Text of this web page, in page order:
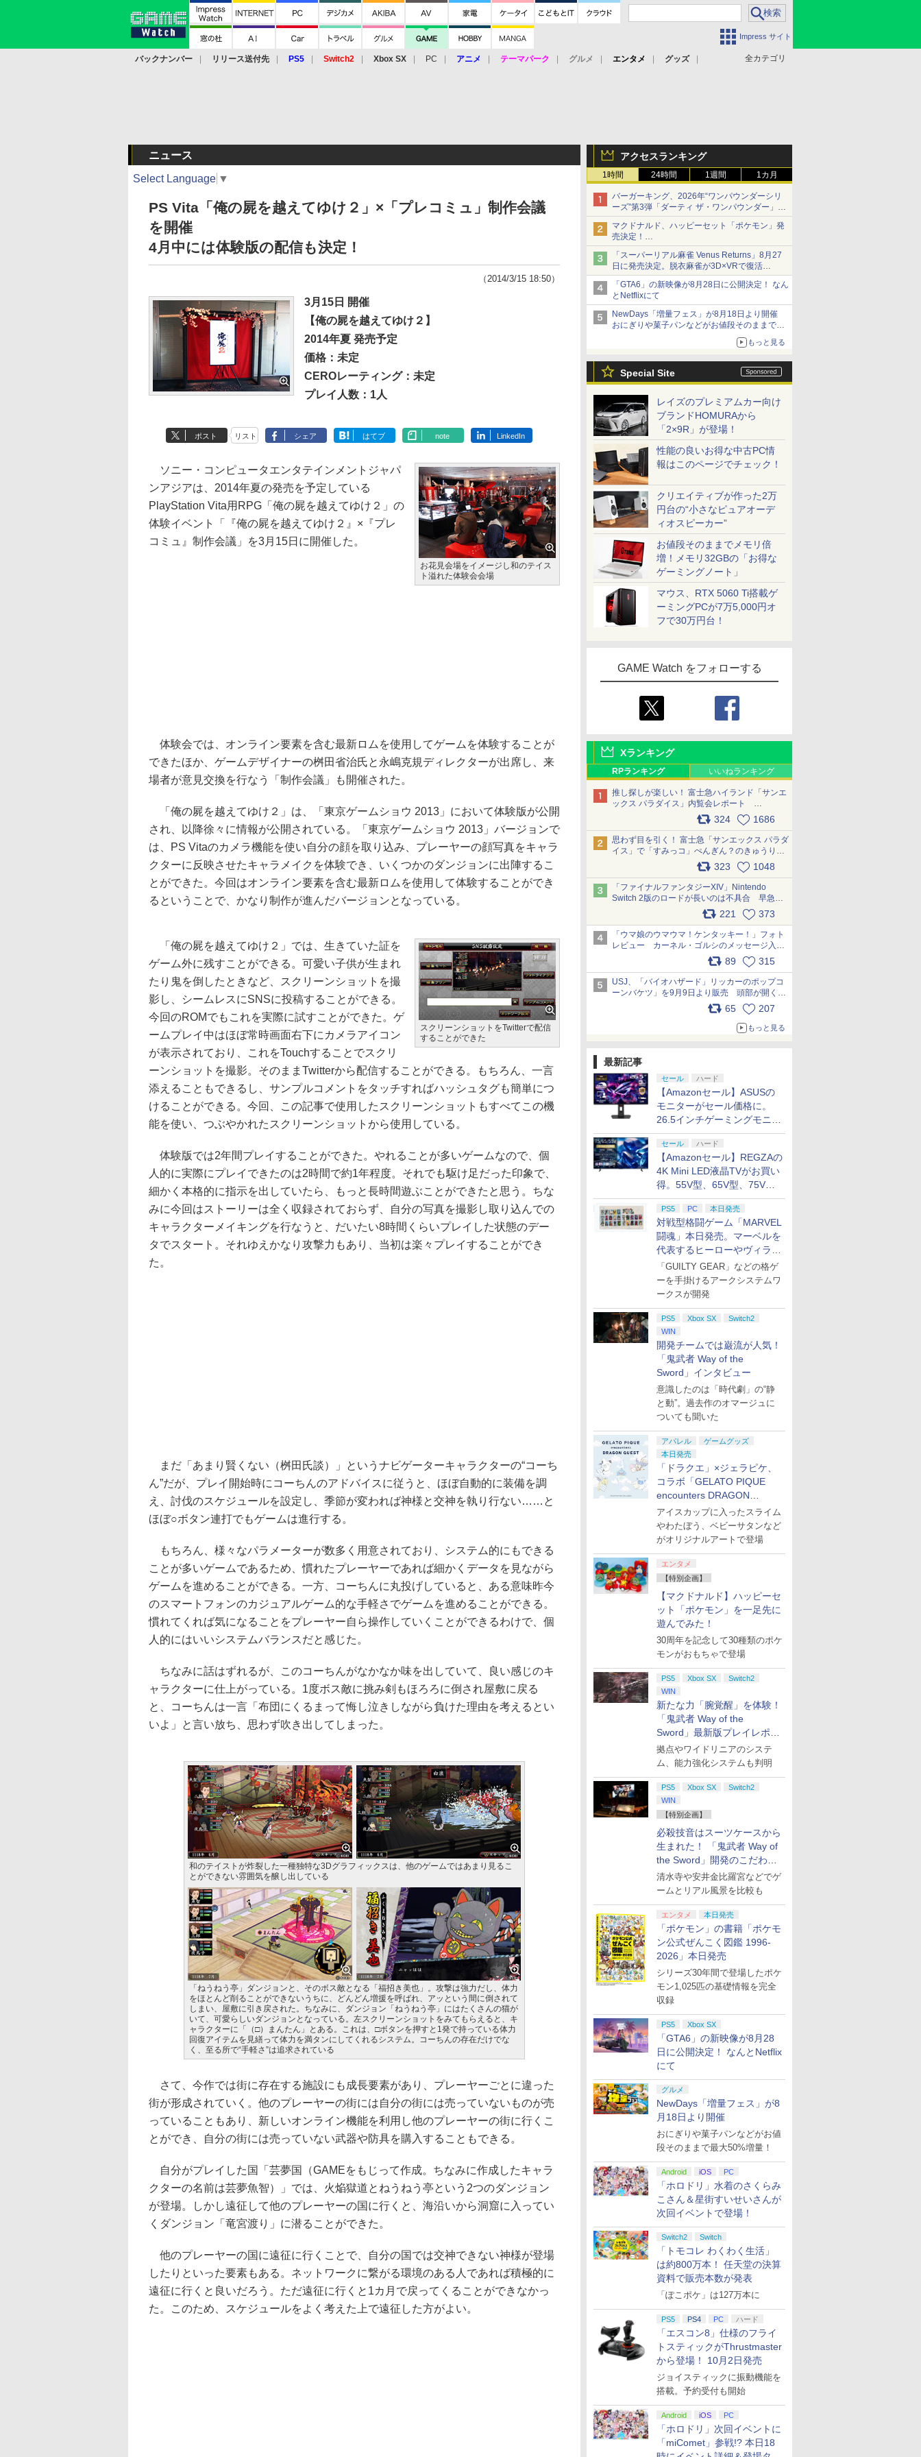
Impress サイト
全カテゴリ
バックナンバー リリース送付先 PS5 Switch2 Xbox SX PC アニメ テーマパーク グルメ エンタメ
グッズ
アクセスランキング
1時間 24時間 1週間 1カ月
バーガーキング、2026年“ワンパウンダーシリ
ーズ”第3弾「ダーティ ザ・ワンパウンダー」を
8月7日発売
「特製ガーリックマヨソース」を使用した超大
型チーズバーガー
マクドナルド、ハッピーセット「ポケモン」発
売決定！
ポケモン30周年記念で30匹が大集合
「スーパーリアル麻雀 Venus Returns」8月27
日に発売決定。脱衣麻雀が3D×VRで復活
発売から2週間は20%オフになるセールが実施
「GTA6」の新映像が8月28日に公開決定！ なん
とNetflixにて
NewDays「増量フェス」が8月18日より開催
おにぎりや菓子パンなどがお値段そのままで最
もっと見る
Special Site
レイズのプレミアムカー向け
ブランドHOMURAから
「2×9R」が登場！
性能の良いお得な中古PC情
報はこのページでチェック！
クリエイティブが作った2万
円台の“小さなピュアオーデ
ィオスピーカー”
お値段そのままでメモリ倍
増！メモリ32GBの「お得な
ゲーミングノート」
マウス、RTX 5060 Ti搭載ゲ
ーミングPCが7万5,000円オ
フで30万円台！
GAME Watch をフォローする
Xランキング
RPランキング いいねランキング
推し探しが楽しい！ 富士急ハイランド「サンエ
ックス パラダイス」内覧会レポート
324 1686
思わず目を引く！ 富士急「サンエックス パラダ
イス」で「すみっコ」ぺんぎん？のきゅうりド
ッグを食べてみた イラストそのままのメニュ
ー化に挑戦。これが意外にもおいしい
pic.x.com/Kgl04hZaeg
323 1048
「ファイナルファンタジーXIV」Nintendo
Switch 2版のロードが長いのは不具合 早急に
アップデートできるよう対応中221 373
「ウマ娘のウマウマ！ケンタッキー！」フォト
レビュー カーネル・ゴルシのメッセージ入り
パッケージや描き下ろしトレカなどが登場
89 315
USJ、「バイオハザード」リッカーのポップコ
ーンバケツ」を9月9日より販売 頭部が開く仕
組み。味は恐怖を堪のう「味噌フレーバー」
65 207
もっと見る
最新記事
セール ハード
【Amazonセール】ASUSの
モニターがセール価格に。
26.5インチゲーミングモニタ
ー「ROG Strix OLED
XG27ACDMS」限定モデルも
お買い得
セール ハード
【Amazonセール】REGZAの
4K Mini LED液晶TVがお買い
得。55V型、65V型、75V型
の2026年モデルがラインナ
ップ
PS5 PC 本日発売
対戦型格闘ゲーム「MARVEL
闘魂」本日発売。マーベルを
代表するヒーローやヴィラン
たちが登場
「GUILTY GEAR」などの格ゲ
ーを手掛けるアークシステムワ
ークスが開発
PS5 Xbox SX
Switch2
WIN
開発チームでは巌流が人気！
「鬼武者 Way of the
Sword」インタビュー
意識したのは「時代劇」の“静
と動”。過去作のオマージュに
ついても聞いた
アパレル
ゲームグッズ
本日発売
「ドラクエ」×ジェラピケ、
コラボ「GELATO PIQUE
encounters DRAGON
QUEST」第2弾が本日発売
アイスカップに入ったスライム
やわたぼう、ベビーサタンなど
がオリジナルアートで登場
エンタメ
【特別企画】
【マクドナルド】ハッピーセ
ット「ポケモン」を一足先に
遊んでみた！
30周年を記念して30種類のポケ
モンがおもちゃで登場
PS5 Xbox SX
Switch2
WIN
新たな力「腕覚醒」を体験！
「鬼武者 Way of the
Sword」最新版プレイレポー
ト
拠点やワイドリニアのシステ
ム、能力強化システムも判明
PS5 Xbox SX
Switch2
WIN
【特別企画】
必殺技音はスーツケースから
生まれた！ 「鬼武者 Way of
the Sword」開発のこだわり
を目撃！
清水寺や安井金比羅宮などでゲ
ームとリアル風景を比較も
エンタメ 本日発売
「ポケモン」の書籍「ポケモ
ン公式ぜんこく図鑑 1996-
2026」本日発売
シリーズ30年間で登場したポケ
モン1,025匹の基礎情報を完全
収録
PS5 Xbox SX
「GTA6」の新映像が8月28
日に公開決定！ なんとNetflix
にて
グルメ
NewDays「増量フェス」が8
月18日より開催
おにぎりや菓子パンなどがお値
段そのままで最大50%増量！
Android iOS PC
「ホロドリ」水着のさくらみ
こさん＆星街すいせいさんが
次回イベントで登場！
Switch2 Switch
「トモコレ わくわく生活」
は約800万本！ 任天堂の決算
資料で販売本数が発表
「ぽこポケ」は127万本に
PS5 PS4 PC ハード
「エスコン8」仕様のフライ
トスティックがThrustmaster
から登場！ 10月2日発売
ジョイスティックに振動機能を
搭載。予約受付も開始
Android iOS PC
「ホロドリ」次回イベントに
「miComet」参戦!? 本日18
ニュース
Select Language ▼
PS Vita「俺の屍を越えてゆけ２」×「プレコミュ」制作会議
を開催
4月中には体験版の配信も決定！
（2014/3/15 18:50）
3月15日 開催
【俺の屍を越えてゆけ２】
2014年夏 発売予定
価格：未定
CEROレーティング：未定
プレイ人数：1人
ポスト リスト シェア はてブ note LinkedIn
お花見会場をイメージし和のテイス
ト溢れた体験会会場
ソニー・コンピュータエンタテインメントジャパ
ンアジアは、2014年夏の発売を予定している
PlayStation Vita用RPG「俺の屍を越えてゆけ２」の
体験イベント「『俺の屍を越えてゆけ２』×『プレ
コミュ』制作会議」を3月15日に開催した。
体験会では、オンライン要素を含む最新ロムを使用してゲームを体験することが
できたほか、ゲームデザイナーの桝田省治氏と永嶋克規ディレクターが出席し、来
場者が意見交換を行なう「制作会議」も開催された。
「俺の屍を越えてゆけ２」は、「東京ゲームショウ 2013」において体験版が公開
され、以降徐々に情報が公開されている。「東京ゲームショウ 2013」バージョンで
は、PS Vitaのカメラ機能を使い自分の顔を取り込み、プレーヤーの顔写真をキャラ
クターに反映させたキャラメイクを体験でき、いくつかのダンジョンに出陣するこ
とができた。今回はオンライン要素を含む最新ロムを使用して体験することができ
るということで、かなり制作が進んだバージョンとなっている。
スクリーンショットをTwitterで配信
することができた
「俺の屍を越えてゆけ２」では、生きていた証を
ゲーム外に残すことができる。可愛い子供が生まれ
たり鬼を倒したときなど、スクリーンショットを撮
影し、シームレスにSNSに投稿することができる。
今回のROMでもこれを実際に試すことができた。ゲ
ームプレイ中はほぼ常時画面右下にカメラアイコン
が表示されており、これをTouchすることでスクリ
ーンショットを撮影。そのままTwitterから配信することができる。もちろん、一言
添えることもできるし、サンプルコメントをタッチすればハッシュタグも簡単につ
けることができる。今回、この記事で使用したスクリーンショットもすべてこの機
能を使い、つぶやかれたスクリーンショットから使用している。
体験版では2年間プレイすることができた。やれることが多いゲームなので、個
人的に実際にプレイできたのは2時間で約1年程度。それでも駆け足だった印象で、
細かく本格的に指示を出していたら、もっと長時間遊ぶことができたと思う。ちな
みに今回はストーリーは全く収録されておらず、自分の写真を撮影し取り込んでの
キャラクターメイキングを行なうと、だいたい8時間くらいプレイした状態のデー
タでスタート。それゆえかなり攻撃力もあり、当初は楽々プレイすることができ
た。
まだ「あまり賢くない（桝田氏談）」というナビゲーターキャラクターの“コーち
ん”だが、プレイ開始時にコーちんのアドバイスに従うと、ほぼ自動的に装備を調
え、討伐のスケジュールを設定し、季節が変われば神様と交神を執り行ない……と
ほぼ○ボタン連打でもゲームは進行する。
もちろん、様々なパラメーターが数多く用意されており、システム的にもできる
ことが多いゲームであるため、慣れたプレーヤーであれば細かくデータを見ながら
ゲームを進めることができる。一方、コーちんに丸投げしていると、ある意味昨今
のスマートフォンのカジュアルゲーム的な手軽さでゲームを進めることができる。
慣れてくれば気になることをプレーヤー自ら操作していくことができるわけで、個
人的にはいいシステムバランスだと感じた。
ちなみに話はずれるが、このコーちんがなかなか味を出していて、良い感じのキ
ャラクターに仕上がっている。1度ボス敵に挑み剣もほろろに倒され屋敷に戻る
と、コーちんは一言「布団にくるまって悔し泣きしながら負けた理由を考えるとい
いよ」と言い放ち、思わず吹き出してしまった。
和のテイストが炸裂した一種独特な3Dグラフィックスは、他のゲームではあまり見るこ
とができない雰囲気を醸し出している
「ねうねう亭」ダンジョンと、そのボス敵となる「福招き美也」。攻撃は強力だし、体力
をほとんど削ることができないうちに、どんどん増援を呼ばれ、アッという間に倒されて
しまい、屋敷に引き戻された。ちなみに、ダンジョン「ねうねう亭」にはたくさんの猫が
いて、可愛らしいダンジョンとなっている。左スクリーンショットをみてもらえると、キ
ャラクターに「（□）まんたん」とある。これは、□ボタンを押すと1発で持っている体力
回復アイテムを見繕って体力を満タンにしてくれるシステム。コーちんの存在だけでな
く、至る所で“手軽さ”は追求されている
さて、今作では街に存在する施設にも成長要素があり、プレーヤーごとに違った
街が形成されていく。他のプレーヤーの街には自分の街には売っていないものが売
っていることもあり、新しいオンライン機能を利用し他のプレーヤーの街に行くこ
とができ、自分の街には売っていない武器や防具を購入することもできる。
自分がプレイした国「芸夢国（GAMEをもじって作成。ちなみに作成したキャラ
クターの名前は芸夢魚智）」では、火焔獄道とねうねう亭という2つのダンジョン
が登場。しかし遠征して他のプレーヤーの国に行くと、海沿いから洞窟に入ってい
くダンジョン「竜宮渡り」に潜ることができた。
他のプレーヤーの国に遠征に行くことで、自分の国では交神できない神様が登場
したりといった要素もある。ネットワークに繋がる環境のある人であれば積極的に
遠征に行くと良いだろう。ただ遠征に行くと1カ月で戻ってくることができなかっ
た。このため、スケジュールをよく考えた上で遠征した方がよい。